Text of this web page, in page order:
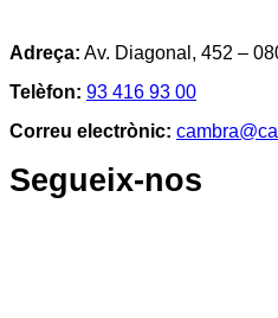
Adreça: Av. Diagonal, 452 –
Telèfon: 93 416 93 00
Correu electrònic:
Segueix-nos